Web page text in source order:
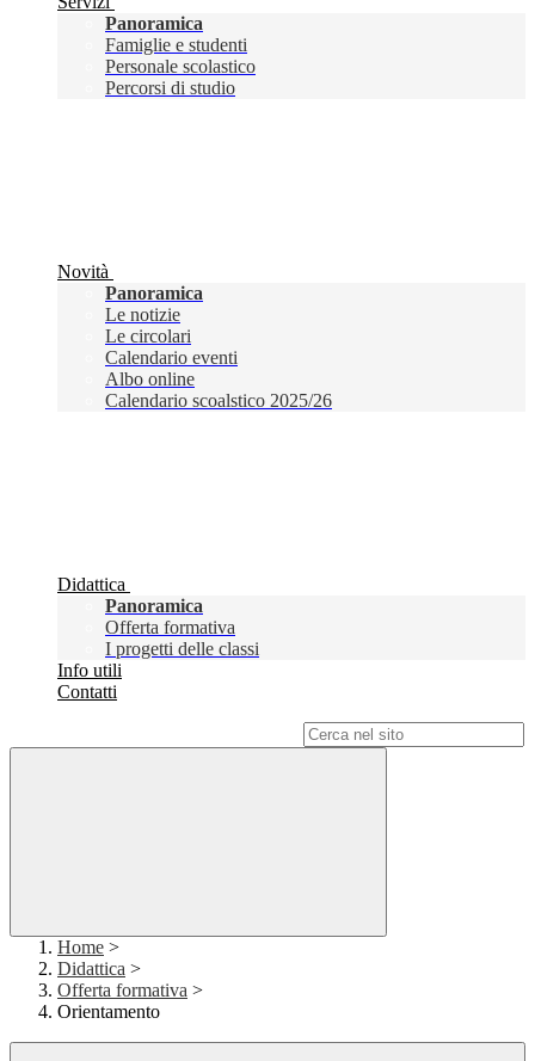
Panoramica
Famiglie e studenti
Personale scolastico
Percorsi di studio
Novità
Panoramica
Le notizie
Le circolari
Calendario eventi
Albo online
Calendario scoalstico 2025/26
Didattica
Panoramica
Offerta formativa
I progetti delle classi
Info utili
Contatti
Home >
Didattica >
Offerta formativa >
Orientamento